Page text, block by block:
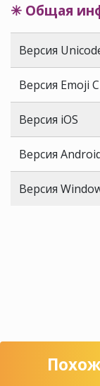
✳ Общая
Версия
Версия Emoji
Версия iOS
Версия
Версия